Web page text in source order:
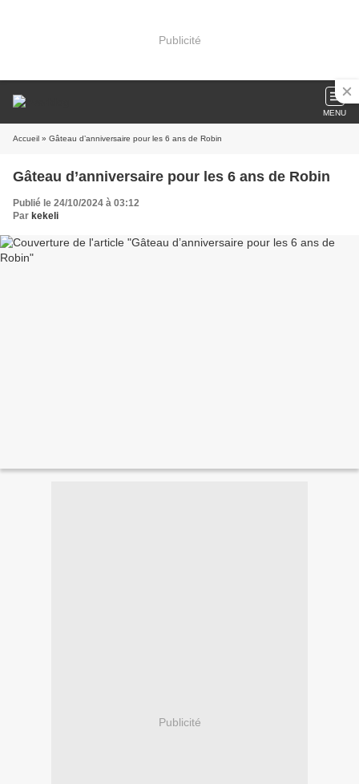
Publicité
MENU
Accueil » Gâteau d’anniversaire pour les 6 ans de Robin
Gâteau d’anniversaire pour les 6 ans de Robin
Publié le 24/10/2024 à 03:12
Par kekeli
Publicité